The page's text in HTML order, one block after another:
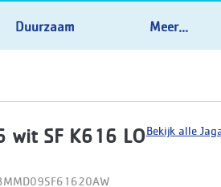
Duurzaam Meer...
wit SF K616 LOBekijk alle